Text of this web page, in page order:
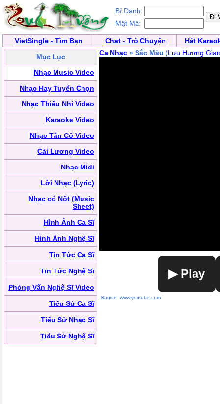
Bí Danh:
Mật Mã:
VietSingle - Tìm Bạn Chat - Trò Chuyện
Hát
Mục Lục
Nhạc Music Video
Nhạc Hay Tuyển Chọn
Nhạc Thiếu Nhi Video
Karaoke Video
Nhạc Tân Cổ Video
Cải Lương Video
Nhạc Midi
Lời Nhạc (Lyric)
Nhạc có Nốt (Music
Sheet)
Hình Ảnh Ca Sĩ
Hình Ảnh Nghệ Sĩ
Tin Tức Ca Sĩ
Tin Tức Nghệ Sĩ
Phỏng Vấn Nghệ Sĩ Video
Tiểu Sử Ca Sĩ
Tiểu Sử Nhạc Sĩ
Tiểu Sử Nghệ Sĩ
Ca Nhạc » Sắc Màu (Lưu Hương
▶ Play
Source: www.youtube.com